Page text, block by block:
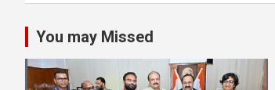
You may Missed